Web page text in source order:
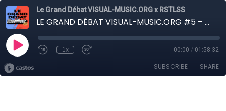
Le Grand Débat VISUAL-MUSIC.ORG x RSTLSS
LE GRAND DÉBAT VISUAL-MUSIC.ORG #5 – Est-ce que le c? …
1x 00:00 / 01:58:32
SUBSCRIBE SHARE